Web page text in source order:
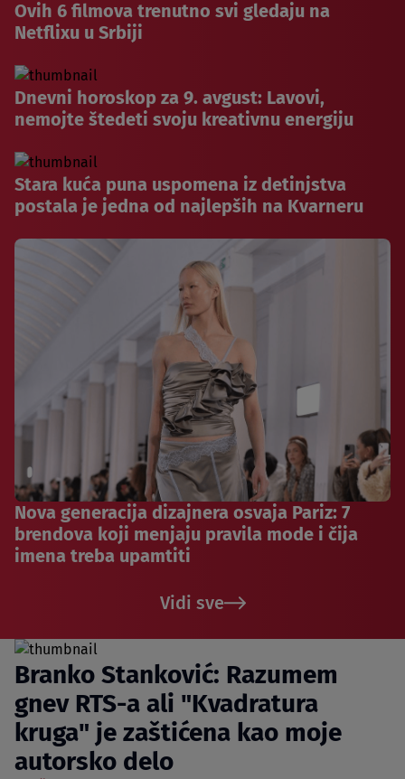
Ovih 6 filmova trenutno svi gledaju na
Netflixu u Srbiji
Dnevni horoskop za 9. avgust: Lavovi,
nemojte štedeti svoju kreativnu energiju
Stara kuća puna uspomena iz detinjstva
postala je jedna od najlepših na Kvarneru
Nova generacija dizajnera osvaja Pariz: 7
brendova koji menjaju pravila mode i čija
imena treba upamtiti
Vidi sve
Branko Stanković: Razumem
gnev RTS-a ali "Kvadratura
kruga" je zaštićena kao moje
autorsko delo